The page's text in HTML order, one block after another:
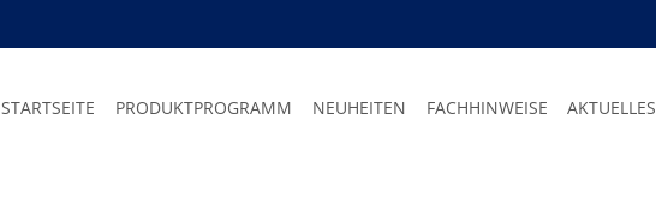
STARTSEITE PRODUKTPROGRAMM NEUHEITEN FACHHINWEISE AKTUELLES